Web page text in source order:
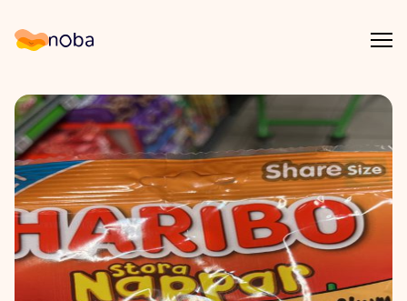
Noba